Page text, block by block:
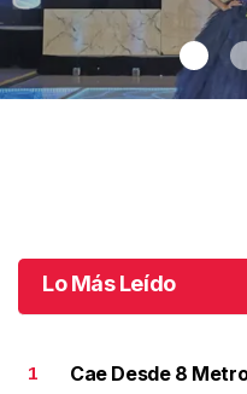
Lo Más Leído
1 Cae Desde 8